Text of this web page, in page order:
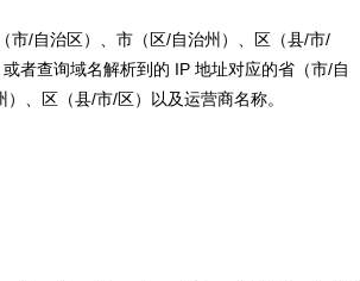
市/自治区）、市（区/自治州）、区（县/市/
者查询域名解析到的 IP 地址对应的省（市/自
、区（县/市/区）以及运营商名称。